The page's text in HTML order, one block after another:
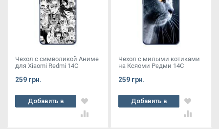
Чехол с символикой Аниме
для Xiaomi Redmi 14C
259 грн.
Добавить в
корзину
Чехол с милыми котиками
на Ксяоми Редми 14С
259 грн.
Добавить в
корзину